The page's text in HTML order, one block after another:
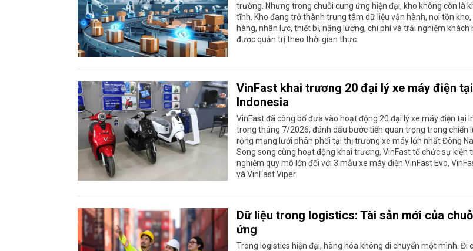
trường. Nhưng trong chuỗi cung ứng hiện đại, kho không còn là
tĩnh. Kho đang trở thành trung tâm dữ liệu vận hành, nơi tồn kho,
hàng, nhân lực, thiết bị, năng lượng, chi phí và trải nghiệm khách
được quản trị theo thời gian thực.
VinFast khai trương 20 đại lý xe máy điện tại
Indonesia
VinFast đã công bố đưa vào hoạt động 20 đại lý xe máy điện tại
trong tháng 7/2026, đánh dấu bước tiến quan trọng trong chiến
rộng mạng lưới phân phối tại thị trường xe máy lớn nhất Đông
Song song cùng hoạt động khai trương, VinFast tổ chức sự kiện
nghiệm quy mô lớn đối với 3 mẫu xe máy điện VinFast Evo,
và VinFast Viper.
Dữ liệu trong logistics: Tài sản mới của
ứng
Trong logistics hiện đại, hàng hóa không di chuyển một mình. Đi